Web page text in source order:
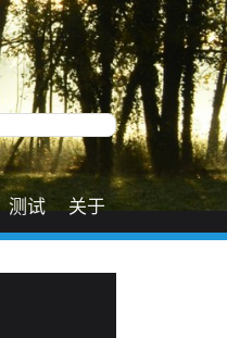
搜
索：
测试 关于